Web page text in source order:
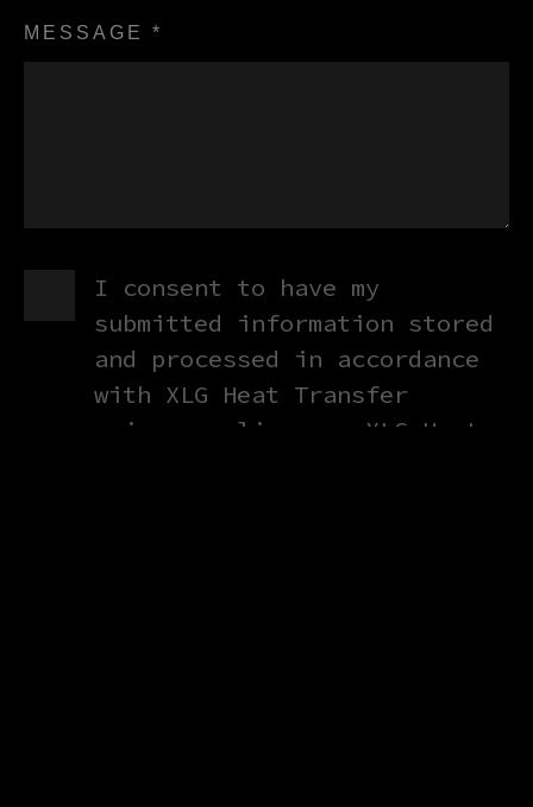
MESSAGE *
I consent to have my
submitted information stored
and processed in accordance
with XLG Heat Transfer
privacy policy, so XLG Heat